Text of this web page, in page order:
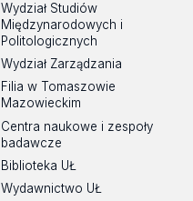
Wydział Studiów
Międzynarodowych i
Politologicznych
Wydział Zarządzania
Filia w Tomaszowie
Mazowieckim
Centra naukowe i zespoły
badawcze
Biblioteka UŁ
Wydawnictwo UŁ